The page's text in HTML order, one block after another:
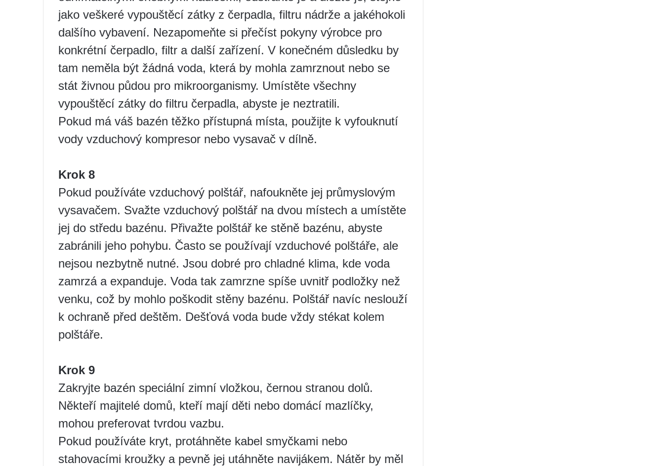
jako veškeré vypouštěcí zátky z čerpadla, filtru nádrže a jakéhokoli
dalšího vybavení. Nezapomeňte si přečíst pokyny výrobce pro
konkrétní čerpadlo, filtr a další zařízení. V konečném důsledku by
tam neměla být žádná voda, která by mohla zamrznout nebo se
stát živnou půdou pro mikroorganismy. Umístěte všechny
vypouštěcí zátky do filtru čerpadla, abyste je neztratili.
Pokud má váš bazén těžko přístupná místa, použijte k vyfouknutí
vody vzduchový kompresor nebo vysavač v dílně.
Krok 8
Pokud používáte vzduchový polštář, nafoukněte jej průmyslovým
vysavačem. Svažte vzduchový polštář na dvou místech a umístěte
jej do středu bazénu. Přivažte polštář ke stěně bazénu, abyste
zabránili jeho pohybu. Často se používají vzduchové polštáře, ale
nejsou nezbytně nutné. Jsou dobré pro chladné klima, kde voda
zamrzá a expanduje. Voda tak zamrzne spíše uvnitř podložky než
venku, což by mohlo poškodit stěny bazénu. Polštář navíc neslouží
k ochraně před deštěm. Dešťová voda bude vždy stékat kolem
polštáře.
Krok 9
Zakryjte bazén speciální zimní vložkou, černou stranou dolů.
Někteří majitelé domů, kteří mají děti nebo domácí mazlíčky,
mohou preferovat tvrdou vazbu.
Pokud používáte kryt, protáhněte kabel smyčkami nebo
stahovacími kroužky a pevně jej utáhněte navijákem. Nátěr by měl